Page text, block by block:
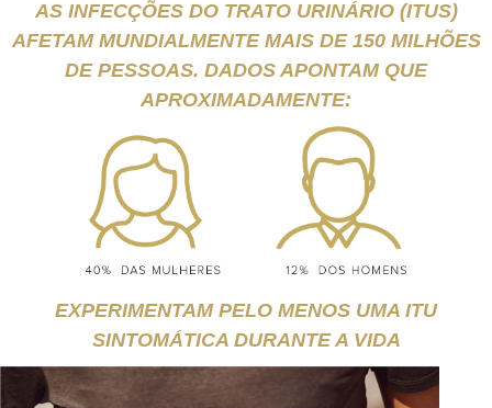
AS INFECÇÕES DO TRATO URINÁRIO (ITUS)
AFETAM MUNDIALMENTE MAIS DE 150 MILHÕES
DE PESSOAS. DADOS APONTAM QUE
APROXIMADAMENTE:
EXPERIMENTAM PELO MENOS UMA ITU
SINTOMÁTICA DURANTE A VIDA